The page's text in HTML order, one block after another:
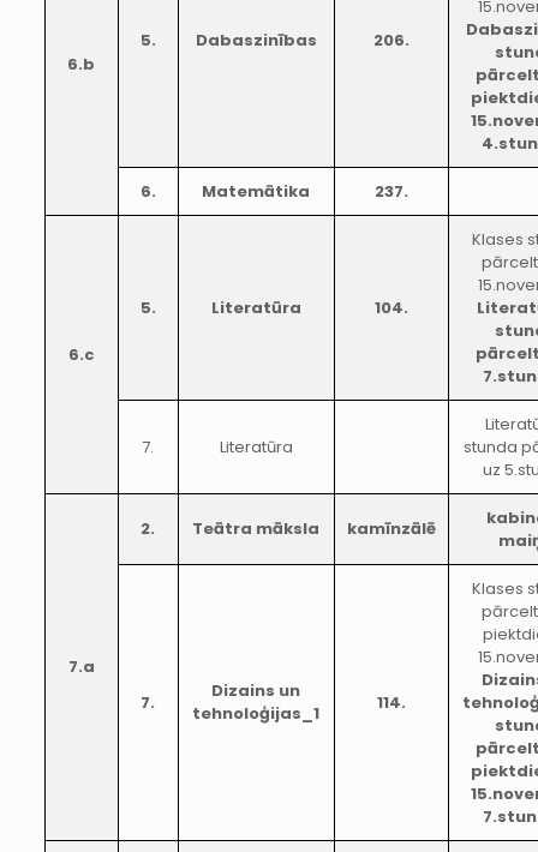
6.b
5. Dabaszinības 206.
6. Matemātika 237.
6.c
5. Literatūra 104.
Klases
7. Literatūra
stunda
uz
7.a
2. Teātra māksla kamīnzālē
7.
Dizains un
tehnoloģijas_1
114.
Klases